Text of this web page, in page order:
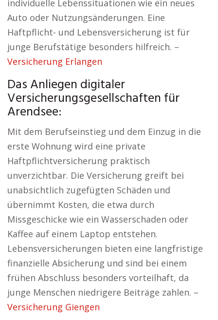
individuelle Lebenssituationen wie ein neues
Auto oder Nutzungsänderungen. Eine
Haftpflicht- und Lebensversicherung ist für
junge Berufstätige besonders hilfreich. –
Versicherung Erlangen
Das Anliegen digitaler
Versicherungsgesellschaften für
Arendsee:
Mit dem Berufseinstieg und dem Einzug in die
erste Wohnung wird eine private
Haftpflichtversicherung praktisch
unverzichtbar. Die Versicherung greift bei
unabsichtlich zugefügten Schäden und
übernimmt Kosten, die etwa durch
Missgeschicke wie ein Wasserschaden oder
Kaffee auf einem Laptop entstehen.
Lebensversicherungen bieten eine langfristige
finanzielle Absicherung und sind bei einem
frühen Abschluss besonders vorteilhaft, da
junge Menschen niedrigere Beiträge zahlen. –
Versicherung Giengen